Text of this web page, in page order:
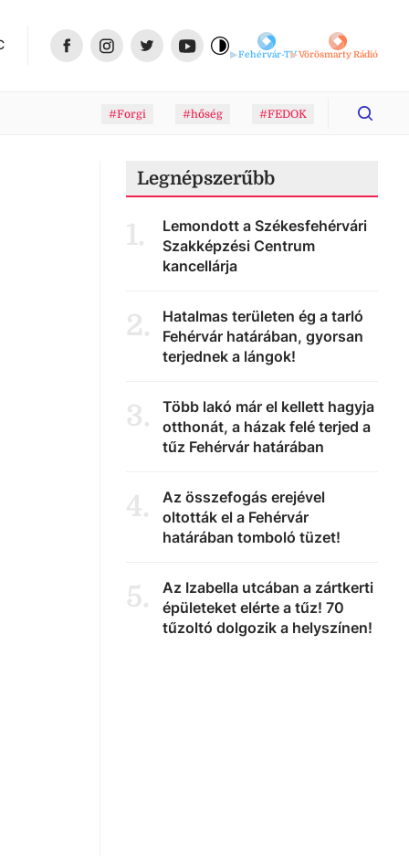
Fehérvár-TVVörösmarty Rádió
#Forgi #hőség #FEDOK
Legnépszerűbb
1.
Lemondott a Székesfehérvári
Szakképzési Centrum
kancellárja
2.
Hatalmas területen ég a tarló
Fehérvár határában, gyorsan
terjednek a lángok!
3.
Több lakó már el kellett hagyja
otthonát, a házak felé terjed a
tűz Fehérvár határában
4.
Az összefogás erejével
oltották el a Fehérvár
határában tomboló tüzet!
5.
Az Izabella utcában a zártkerti
épületeket elérte a tűz! 70
tűzoltó dolgozik a helyszínen!